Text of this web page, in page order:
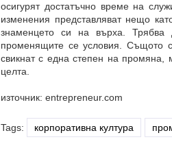
осигурят достатъчно време на
изменения представляват нещо
знаменцето си на върха. Трябва
променящите се условия. Същото
свикнат с една степен на
целта.
източник: entrepreneur.com
Tags: корпоративна култура